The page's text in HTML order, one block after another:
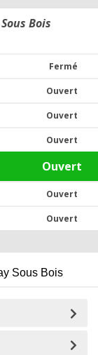
Bois
Fermé
Ouvert
Ouvert
Ouvert
Ouvert
Ouvert
Ouvert
Sous Bois